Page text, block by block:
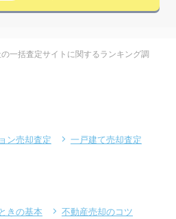
一括査定サイトに関するランキング調
ン売却査定
一戸建て売却査定
きの基本
不動産売却のコツ